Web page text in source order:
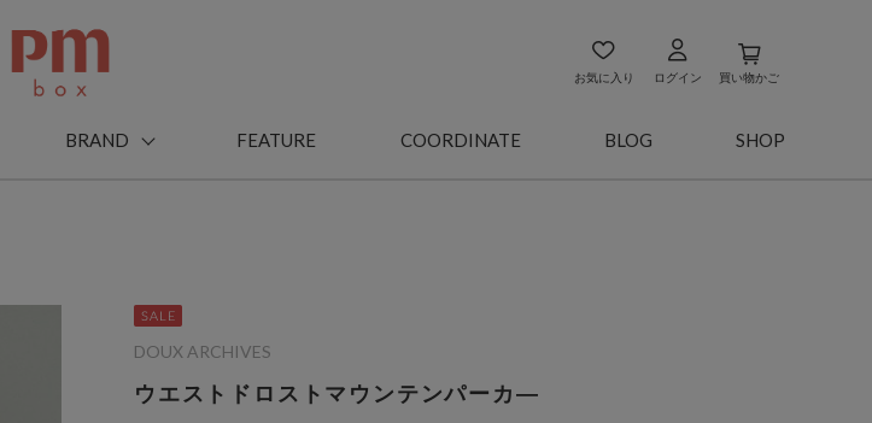
お気に入り ログイン 買い物かご
BRAND FEATURE COORDINATE BLOG SHOP
ウエストドロストマウンテンパーカ―
DOUX ARCHIVES